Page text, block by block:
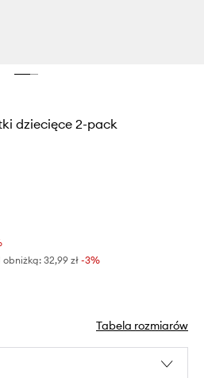
dziecięce 2-pack
obniżką: 32,99 zł -3%
Tabela rozmiarów